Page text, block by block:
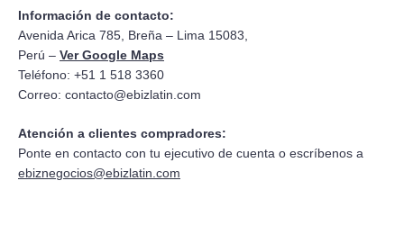
Información de contacto:
Avenida Arica 785, Breña – Lima 15083,
Perú – Ver Google Maps
Teléfono: +51 1 518 3360
Correo: contacto@ebizlatin.com
Atención a clientes compradores:
Ponte en contacto con tu ejecutivo de cuenta o escríbenos a
ebiznegocios@ebizlatin.com